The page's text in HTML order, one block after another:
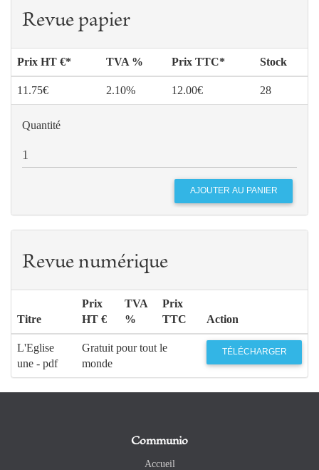
Revue papier
Prix HT €* TVA % Prix TTC* Stock
11.75€ 2.10% 12.00€ 28
Quantité
Revue numérique
Titre
Prix
HT €
TVA
%
Prix
TTC
Action
L'Eglise
une - pdf
Gratuit pour tout le
monde
TÉLÉCHARGER
Communio
Accueil